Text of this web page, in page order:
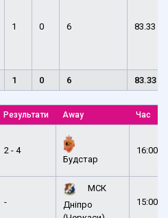
1 0 6 83.33
1 0 6 83.33
Результати Away Час
2 - 4
Будстар
16:00
-
МСК
Дніпро
15:00